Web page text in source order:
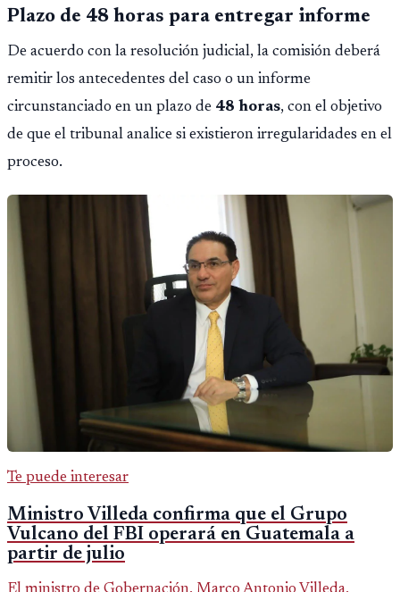
Plazo de 48 horas para entregar informe
De acuerdo con la resolución judicial, la comisión deberá
remitir los antecedentes del caso o un informe
circunstanciado en un plazo de 48 horas, con el objetivo
de que el tribunal analice si existieron irregularidades en el
proceso.
Te puede interesar
Ministro Villeda confirma que el Grupo
Vulcano del FBI operará en Guatemala a
partir de julio